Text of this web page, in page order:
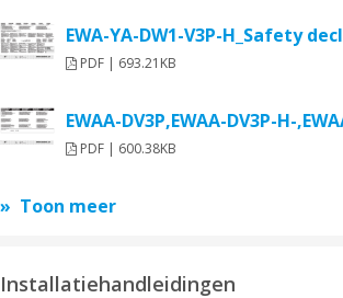
EWA-YA-DW1-V3P-H_Safety
PDF | 693.21KB
EWAA-DV3P,EWAA-DV3P-H-
PDF | 600.38KB
Toon meer
Installatiehandleidingen